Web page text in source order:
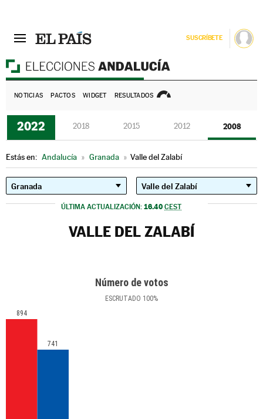
SUSCRÍBETE
NOTICIAS PACTOS WIDGET RESULTADOS
2022 2018 2015 2012 2008
Estás en: Andalucía » Granada » Valle del Zalabí
ÚLTIMA ACTUALIZACIÓN: 16.40 CEST
VALLE DEL ZALABÍ
Número de votos
ESCRUTADO 100%
894
741